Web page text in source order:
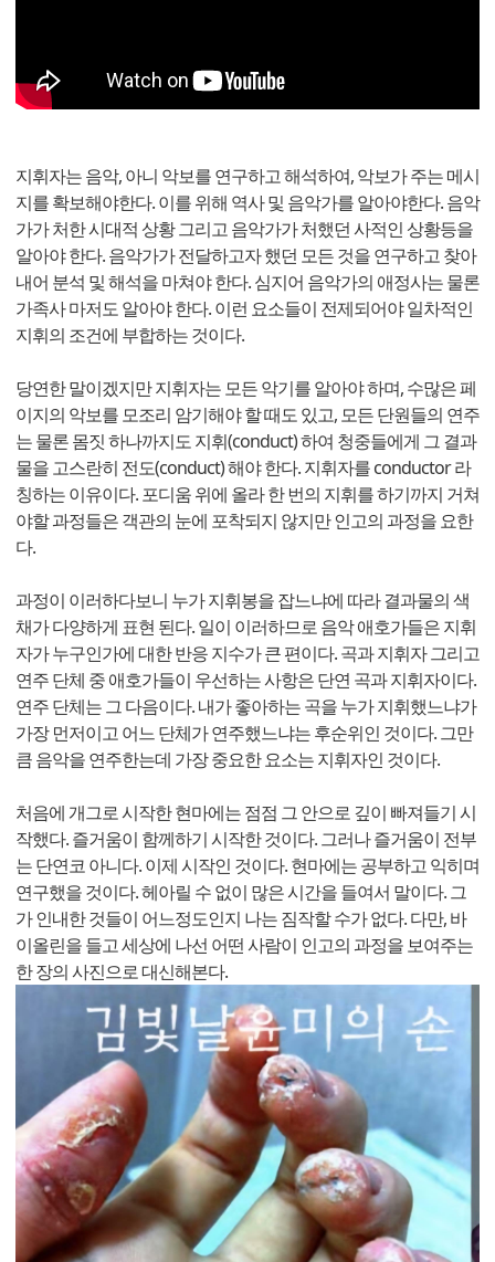
지휘자는 음악, 아니 악보를 연구하고 해석하여, 악보가 주는 메시
지를 확보해야한다. 이를 위해 역사 및 음악가를 알아야한다. 음악
가가 처한 시대적 상황 그리고 음악가가 처했던 사적인 상황등을
알아야 한다. 음악가가 전달하고자 했던 모든 것을 연구하고 찾아
내어 분석 및 해석을 마쳐야 한다. 심지어 음악가의 애정사는 물론
가족사 마저도 알아야 한다. 이런 요소들이 전제되어야 일차적인
지휘의 조건에 부합하는 것이다.
당연한 말이겠지만 지휘자는 모든 악기를 알아야 하며, 수많은 페
이지의 악보를 모조리 암기해야 할 때도 있고, 모든 단원들의 연주
는 물론 몸짓 하나까지도 지휘(conduct) 하여 청중들에게 그 결과
물을 고스란히 전도(conduct) 해야 한다. 지휘자를 conductor 라
칭하는 이유이다. 포디움 위에 올라 한 번의 지휘를 하기까지 거쳐
야할 과정들은 객관의 눈에 포착되지 않지만 인고의 과정을 요한
다.
과정이 이러하다보니 누가 지휘봉을 잡느냐에 따라 결과물의 색
채가 다양하게 표현 된다. 일이 이러하므로 음악 애호가들은 지휘
자가 누구인가에 대한 반응 지수가 큰 편이다. 곡과 지휘자 그리고
연주 단체 중 애호가들이 우선하는 사항은 단연 곡과 지휘자이다.
연주 단체는 그 다음이다. 내가 좋아하는 곡을 누가 지휘했느냐가
가장 먼저이고 어느 단체가 연주했느냐는 후순위인 것이다. 그만
큼 음악을 연주한는데 가장 중요한 요소는 지휘자인 것이다.
처음에 개그로 시작한 현마에는 점점 그 안으로 깊이 빠져들기 시
작했다. 즐거움이 함께하기 시작한 것이다. 그러나 즐거움이 전부
는 단연코 아니다. 이제 시작인 것이다. 현마에는 공부하고 익히며
연구했을 것이다. 헤아릴 수 없이 많은 시간을 들여서 말이다. 그
가 인내한 것들이 어느정도인지 나는 짐작할 수가 없다. 다만, 바
이올린을 들고 세상에 나선 어떤 사람이 인고의 과정을 보여주는
한 장의 사진으로 대신해본다.